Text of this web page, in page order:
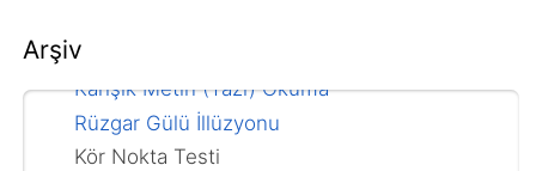
ArşivKayan Barkod Göz Yanılması
Karışık Metin (Yazı) Okuma
Rüzgar Gülü İllüzyonu
Kör Nokta Testi